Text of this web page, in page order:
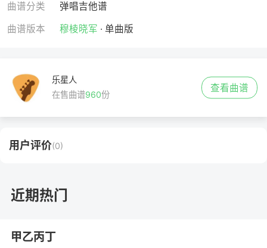
曲谱分类
弹唱吉他谱
曲谱版本
穆棱晓军 · 单曲版
乐星人
在售曲谱960份
查看曲谱
用户评价(0)
近期热门
甲乙丙丁